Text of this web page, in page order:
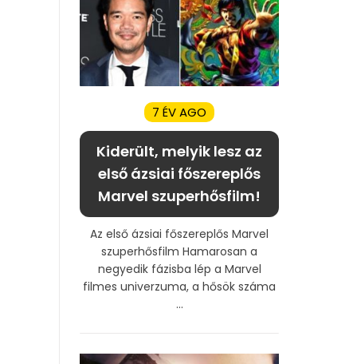
7 ÉV AGO
Kiderült, melyik lesz az
első ázsiai főszereplős
Marvel szuperhősfilm!
Az első ázsiai főszereplős Marvel
szuperhősfilm Hamarosan a
negyedik fázisba lép a Marvel
filmes univerzuma, a hősök száma
...